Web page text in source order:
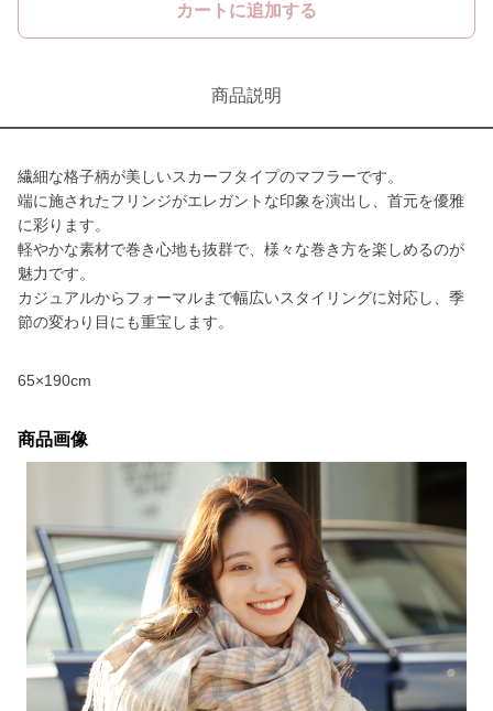
カートに追加する
商品説明
繊細な格子柄が美しいスカーフタイプのマフラーです。
端に施されたフリンジがエレガントな印象を演出し、首元を優雅
に彩ります。
軽やかな素材で巻き心地も抜群で、様々な巻き方を楽しめるのが
魅力です。
カジュアルからフォーマルまで幅広いスタイリングに対応し、季
節の変わり目にも重宝します。
65×190cm
商品画像